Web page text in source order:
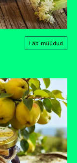
Läbi müüdud